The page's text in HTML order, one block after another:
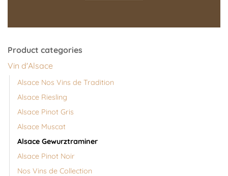
Product categories
Vin d'Alsace
Alsace Nos Vins de Tradition
Alsace Riesling
Alsace Pinot Gris
Alsace Muscat
Alsace Gewurztraminer
Alsace Pinot Noir
Nos Vins de Collection